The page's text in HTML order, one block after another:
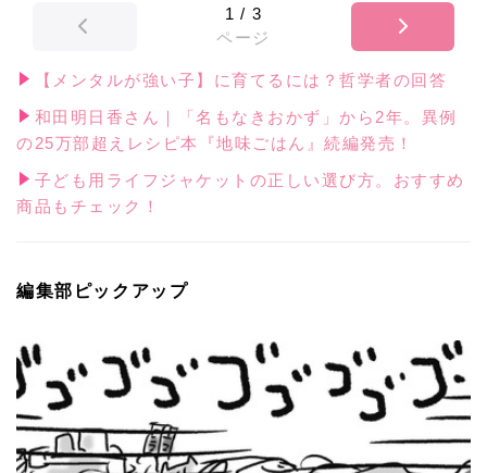
1 / 3
ページ
【メンタルが強い子】に育てるには？哲学者の回答
和田明日香さん｜「名もなきおかず」から2年。異例
の25万部超えレシピ本『地味ごはん』続編発売！
子ども用ライフジャケットの正しい選び方。おすすめ
商品もチェック！
編集部ピックアップ